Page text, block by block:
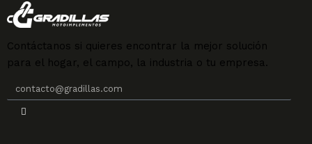
Contáctanos si quieres encontrar la mejor solución
para el hogar, el campo, la industria o tu empresa.